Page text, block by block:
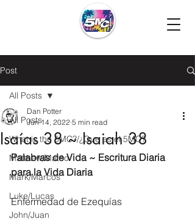
Post
All Posts
What is the 5MC?/¿Que es el 5MC?
Matthew/Mateo
Mark/Marcos
Luke/Lucas
John/Juan
All Posts
Isaías 38 ~ Isaiah 38
Dan Potter
Jun 14, 2022 5 min read
Palabras de Vida ~ Escritura Diaria
para la Vida Diaria
Enfermedad de Ezequías